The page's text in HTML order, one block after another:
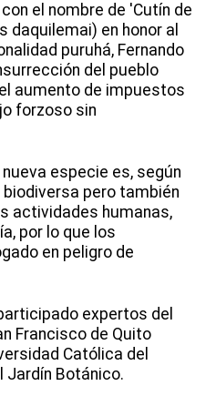
el nombre de 'Cutín de
daquilemai) en honor al
puruhá, Fernando
del pueblo
aumento de impuestos
forzoso sin
especie es, según
pero también
actividades humanas,
por lo que los
en peligro de
expertos del
Francisco de Quito
Católica del
Jardín Botánico.